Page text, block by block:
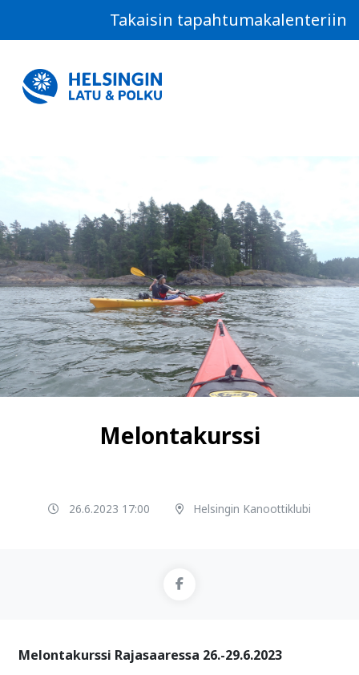
Takaisin tapahtumakalenteriin
Melontakurssi
26.6.2023 17:00 Helsingin Kanoottiklubi
Melontakurssi Rajasaaressa 26.-29.6.2023